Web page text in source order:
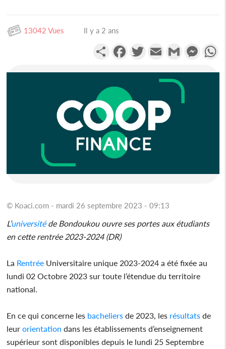
13042 Vues Il y a 2 ans
PartagerFacebookTwitterEmail Gmail
© Koaci.com - mardi 26 septembre 2023 - 09:13
L’universitéde Bondoukou ouvre ses portes aux étudiants
en cette rentrée 2023-2024 (DR)
La Rentrée Universitaire unique 2023-2024 a été fixée au
lundi 02 Octobre 2023 sur toute l’étendue du territoire
national.
En ce qui concerne les bacheliers de 2023, les résultats de
leurorientation dans les établissements d’enseignement
supérieur sont disponibles depuis le lundi 25 Septembre